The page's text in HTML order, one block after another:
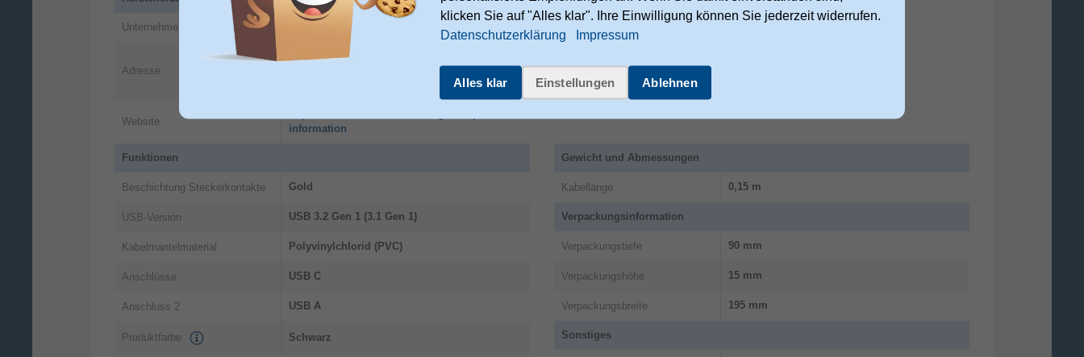
Unternehmen Hama GmbH & Co KG
Adresse
Dresdner Str.
Website
information
Funktionen
Beschichtung Steckerkontakte Gold
USB-Version USB 3.2 Gen 1 (3.1 Gen 1)
Kabelmantelmaterial Polyvinylchlorid (PVC)
Anschlüsse USB C
Anschluss 2 USB A
Produktfarbe Schwarz
Gewicht und Abmessungen
Kabellänge 0,15 m
Verpackungsinformation
Verpackungstiefe 90 mm
Verpackungshöhe 15 mm
Verpackungsbreite 195 mm
Sonstiges
klicken Sie auf "Alles klar". Ihre Einwilligung können Sie jederzeit widerrufen.
Datenschutzerklärung
Impressum
Alles klar Einstellungen Ablehnen